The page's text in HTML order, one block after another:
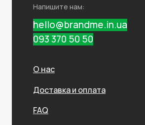
О нас
Доставка и оплата
FAQ
Напишите нам:
hello@brandme.in.ua
093 370 50 50